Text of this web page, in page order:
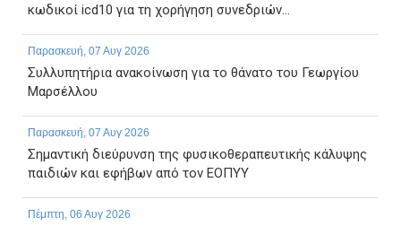
κωδικοί icd10 για τη χορήγηση συνεδριών...
Παρασκευή, 07 Αυγ 2026
Συλλυπητήρια ανακοίνωση για το θάνατο του Γεωργίου
Μαρσέλλου
Παρασκευή, 07 Αυγ 2026
Σημαντική διεύρυνση της φυσικοθεραπευτικής κάλυψης
παιδιών και εφήβων από τον ΕΟΠΥΥ
Πέμπτη, 06 Αυγ 2026